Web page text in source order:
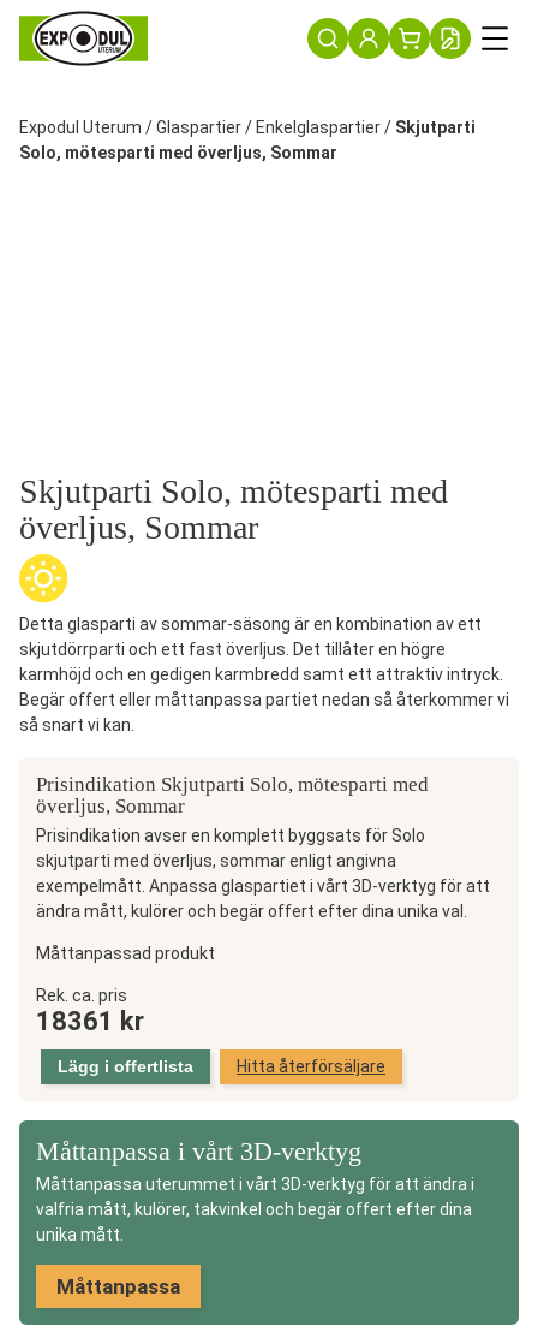
Expodul Uterum /Glaspartier/ Enkelglaspartier/ Skjutparti
Solo, mötesparti med överljus, Sommar
Skjutparti Solo, mötesparti med
överljus, Sommar
Detta glasparti av sommar-säsong är en kombination av ett
skjutdörrparti och ett fast överljus. Det tillåter en högre
karmhöjd och en gedigen karmbredd samt ett attraktiv intryck.
Begär offert eller måttanpassa partiet nedan så återkommer vi
så snart vi kan.
Prisindikation Skjutparti Solo, mötesparti med
överljus, Sommar
Prisindikation avser en komplett byggsats för Solo
skjutparti med överljus, sommar enligt angivna
exempelmått. Anpassa glaspartiet i vårt 3D-verktyg för att
ändra mått, kulörer och begär offert efter dina unika val.
Måttanpassad produkt
Skjutparti
Solo,
mötesparti
med
Sommar
Rek. ca. pris
18361 kr
Lägg i offertlista Hitta återförsäljare
Måttanpassa i vårt 3D-verktyg
Måttanpassa uterummet i vårt 3D-verktyg för att ändra i
valfria mått, kulörer, takvinkel och begär offert efter dina
unika mått.
Måttanpassa